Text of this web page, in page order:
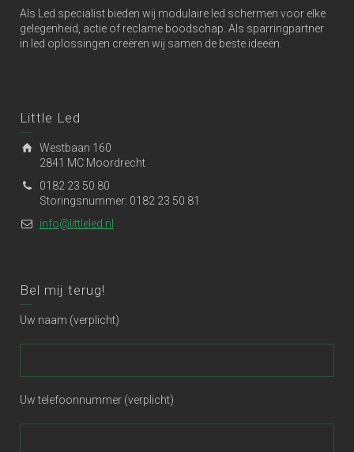
Als Led specialist bieden wij modulaire led schermen voor elke
gelegenheid, actie of reclame boodschap. Als sparringpartner
in led oplossingen creëren wij samen de beste ideeën.
Little Led
Westbaan 160
2841 MC Moordrecht
0182 23 50 80
Storingsnummer: 0182 23 50 81
info@littleled.nl
Bel mij terug!
Uw naam (verplicht)
Uw telefoonnummer (verplicht)